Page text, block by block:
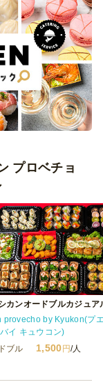
プロベチョ
カンオードブルカジュア
provecho by Kyukon(プ
イ キュウコン)
ブル
1,500 円/人